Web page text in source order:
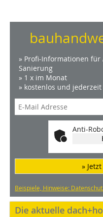
» Profi-Informationen für
Sanierung
» 1 x im Monat
» kostenlos und
Anti-
»
Beispiele, Hinweise:
Die aktuelle